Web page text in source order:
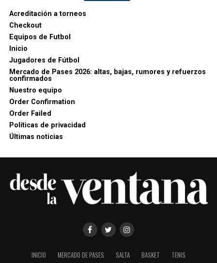
Acreditación a torneos
Checkout
Equipos de Futbol
Inicio
Jugadores de Fútbol
Mercado de Pases 2026: altas, bajas, rumores y refuerzos
confirmados
Nuestro equipo
Order Confirmation
Order Failed
Políticas de privacidad
Últimas noticias
INICIO MERCADO DE PASES SALTA BASKET TENIS